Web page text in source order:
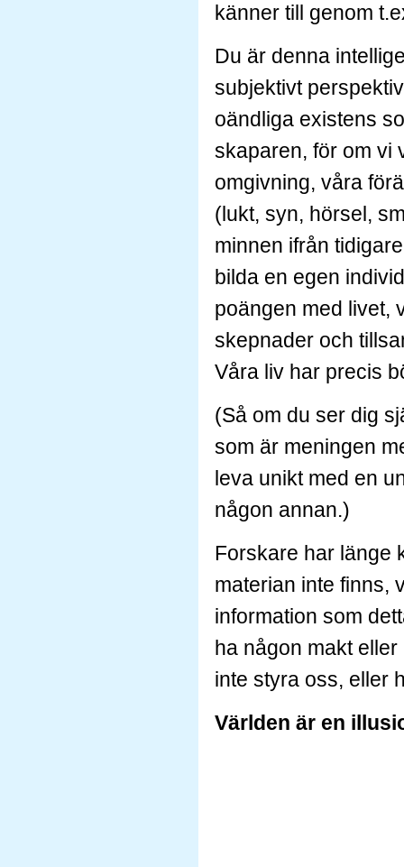
känner till genom
Du är denna
subjektivt
oändliga existens
skaparen, för om vi
omgivning, våra
(lukt, syn, hörsel,
minnen ifrån
bilda en egen
poängen med livet,
skepnader och
Våra liv har precis
(Så om du ser dig
som är meningen
leva unikt med en
någon annan.)
Forskare har länge
materian inte finns,
information som
ha någon makt
inte styra oss, eller
Världen är en